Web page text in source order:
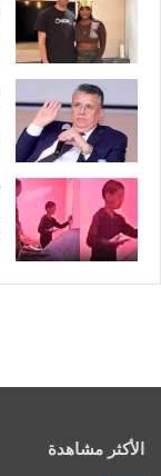
الأكثر مشاهدة